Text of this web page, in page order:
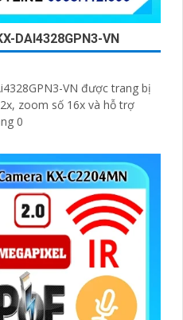
DAI4328GPN3-VN
VN được trang bị
zoom số 16x và hỗ trợ
0